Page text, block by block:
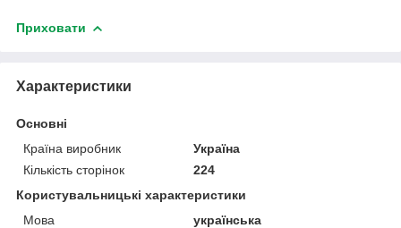
Приховати
Характеристики
Основні
Країна виробник
Україна
Кількість сторінок
224
Користувальницькі характеристики
Мова
українська